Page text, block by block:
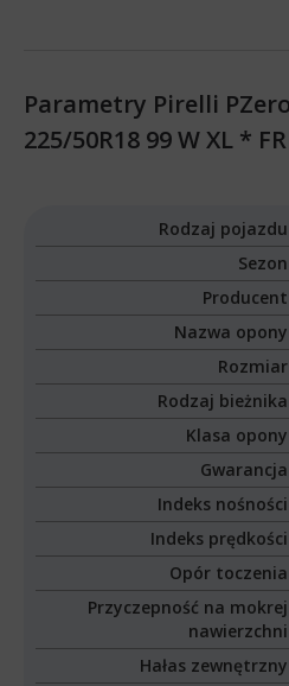
Parametry Pirelli PZero
225/50R18 99 W XL * FR
Rodzaj pojazdu
Sezon
Producent
Nazwa opony
Rozmiar
Rodzaj bieżnika
Klasa opony
Gwarancja
Indeks nośności
Indeks prędkości
Opór toczenia
Przyczepność na mokrej
nawierzchni
Hałas zewnętrzny